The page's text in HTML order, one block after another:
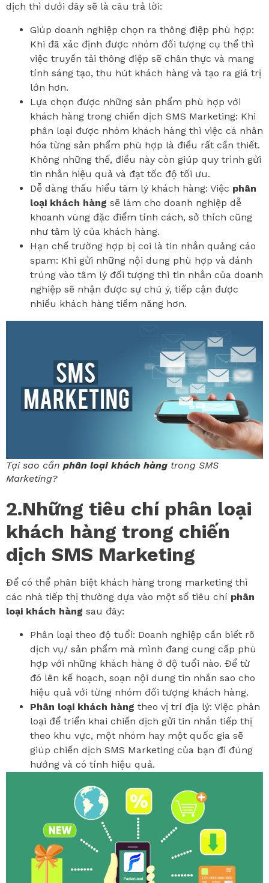
dịch thì dưới đây sẽ là câu trả lời:
Giúp doanh nghiệp chọn ra thông điệp phù hợp:
Khi đã xác định được nhóm đối tượng cụ thể thì
việc truyền tải thông điệp sẽ chân thực và mang
tính sáng tạo, thu hút khách hàng và tạo ra giá trị
lớn hơn.
Lựa chọn được những sản phẩm phù hợp với
khách hàng trong chiến dịch SMS Marketing: Khi
phân loại được nhóm khách hàng thì việc cá nhân
hóa từng sản phẩm phù hợp là điều rất cần thiết.
Không những thế, điều này còn giúp quy trình gửi
tin nhắn hiệu quả và đạt tốc độ tối ưu.
Dễ dàng thấu hiểu tâm lý khách hàng: Việc phân
loại khách hàng sẽ làm cho doanh nghiệp dễ
khoanh vùng đặc điểm tính cách, sở thích cũng
như tâm lý của khách hàng.
Hạn chế trường hợp bị coi là tin nhắn quảng cáo
spam: Khi gửi những nội dung phù hợp và đánh
trúng vào tâm lý đối tượng thì tin nhắn của doanh
nghiệp sẽ nhận được sự chú ý, tiếp cận được
nhiều khách hàng tiềm năng hơn.
Tại sao cần phân loại khách hàng trong SMS
Marketing?
2.Những tiêu chí phân loại
khách hàng trong chiến
dịch SMS Marketing
Để có thể phân biệt khách hàng trong marketing thì
các nhà tiếp thị thường dựa vào một số tiêu chí phân
loại khách hàng sau đây:
Phân loại theo độ tuổi: Doanh nghiệp cần biết rõ
dịch vụ/ sản phẩm mà mình đang cung cấp phù
hợp với những khách hàng ở độ tuổi nào. Để từ
đó lên kế hoạch, soạn nội dung tin nhắn sao cho
hiệu quả với từng nhóm đối tượng khách hàng.
Phân loại khách hàng theo vị trí địa lý: Việc phân
loại để triển khai chiến dịch gửi tin nhắn tiếp thị
theo khu vực, một nhóm hay một quốc gia sẽ
giúp chiến dịch SMS Marketing của bạn đi đúng
hướng và có tính hiệu quả.